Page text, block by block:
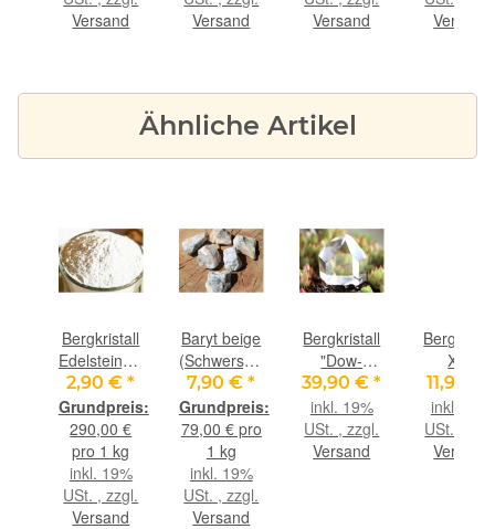
Versand
- ca. 100 g
Versand
- Rarität -
Versand
Versand
Ähnliche Artikel
Bergkristall
Edelsteinpulver
/
Edelsteinpuder
- ca. 10 g
2,90 €*
290,00 €
pro 1 kg
inkl. 19%
USt. , zzgl.
Versand
Baryt beige
(Schwerspat)
Rohsteine
extra
angetrommelt
-
Sonderqualität
- ca. 100 g
(Fairer
7,90 €*
79,00 € pro
1 kg
inkl. 19%
USt. , zzgl.
Versand
Bergkristall
"Dow-
Kristall"
Kristallstab /
Raumaufsteller
- AA-
39,90 €*
inkl. 19%
USt. , zzgl.
Versand
XXL
natur mit
11,90 €
inkl. 19%
USt. ,
Versand